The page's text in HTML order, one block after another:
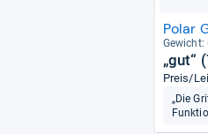
Polar
Gewicht:
„gut“
Preis/
„Die